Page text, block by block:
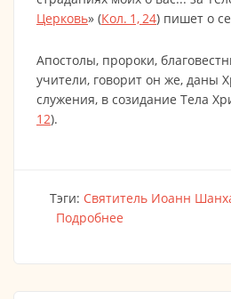
Церковь» (Кол. 1, 24) пишет о
Апостолы, пророки,
учители, говорит он же, даны
служения, в созидание Тела
12).
Тэги: Святитель Иоанн
Подробнее